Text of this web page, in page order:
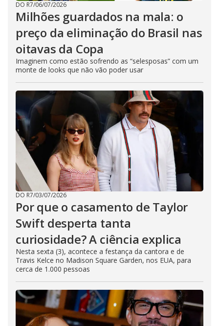
DO R7/06/07/2026
Milhões guardados na mala: o
preço da eliminação do Brasil nas
oitavas da Copa
Imaginem como estão sofrendo as “selesposas” com um
monte de looks que não vão poder usar
DO R7/03/07/2026
Por que o casamento de Taylor
Swift desperta tanta
curiosidade? A ciência explica
Nesta sexta (3), acontece a festança da cantora e de
Travis Kelce no Madison Square Garden, nos EUA, para
cerca de 1.000 pessoas